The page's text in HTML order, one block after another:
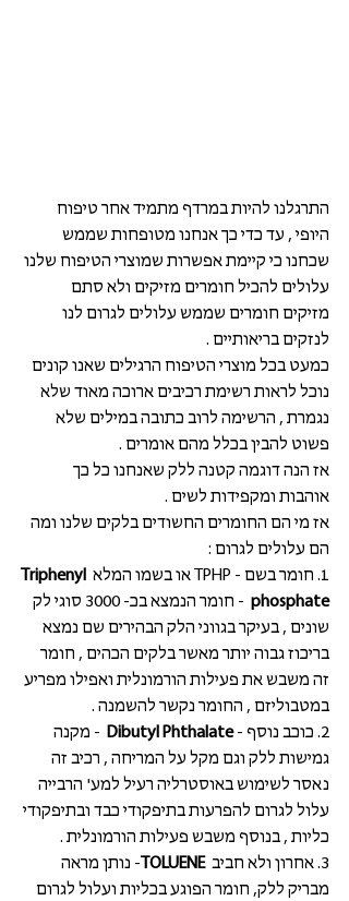
התרגלנו להיות במרדף מתמיד אחר טיפוח
היופי , עד כדי כך אנחנו מטופחות שממש
שכחנו כי קיימת אפשרות שמוצרי הטיפוח שלנו
עלולים להכיל חומרים מזיקים ולא סתם
מזיקים חומרים שממש עלולים לגרום לנו
לנזקים בריאותיים .
כמעט בכל מוצרי הטיפוח הרגילים שאנו קונים
נוכל לראות רשימת רכיבים ארוכה מאוד שלא
נגמרת , הרשימה לרוב כתובה במילים שלא
פשוט להבין בכלל מהם אומרים .
אז הנה דוגמה קטנה ללק שאנחנו כל כך
אוהבות ומקפידות לשים .
אז מי הם החומרים החשודים בלקים שלנו ומה
הם עלולים לגרום :
1. חומר בשם - TPHP או בשמו המלא
Triphenyl
phosphate
  - חומר הנמצא בכ- 3000 סוגי לק
שונים , בעיקר בגווני הלק הבהירים שם נמצא
בריכוז גבוה יותר מאשר בלקים הכהים , חומר
זה משבש את פעילות הורמונלית ואפילו מפריע
במטבוליזם , החומר נקשר להשמנה .
2. כוכב נוסף -
Dibutyl Phthalate
  - מקנה
גמישות ללק וגם מקל על המריחה , רכיב זה
נאסר לשימוש באוסטרליה רעיל למע' הרבייה
עלול לגרום להפרעות בתיפקודי כבד ובתיפקודי
כליות , בנוסף משבש פעילות הורמונלית .
3. אחרון ולא חביב
TOLUENE - נותן מראה
מבריק ללק, חומר הפוגע בכליות ועלול לגרום